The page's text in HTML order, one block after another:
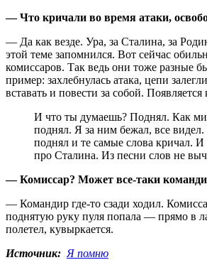
— Что кричали во время атаки,
— Да как везде. Ура, за Сталина, за
этой теме запомнился. Вот сейчас
комиссаров. Так ведь они тоже разные
пример: захлебнулась атака, цепи
вставать и повести за собой. Появляется
И что ты думаешь? Поднял. Как
поднял. Я за ним бежал, все
поднял и те самые слова кричал.
про Сталина. Из песни слов не
— Комиссар? Может все-таки
— Командир где-то сзади ходил.
поднятую руку пуля попала — прямо в
полетел, кувыркается.
Источник: Я помню